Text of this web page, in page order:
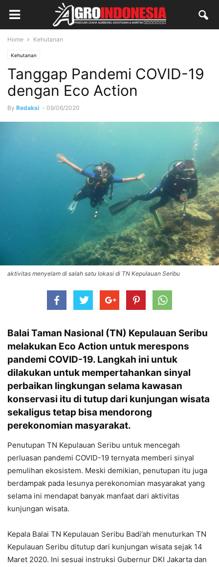
Home Kehutanan
Kehutanan
Tanggap Pandemi COVID-19
dengan Eco Action
By Redaksi - 09/06/2020
aktivitas menyelam di salah satu lokasi di TN Kepulauan Seribu
Balai Taman Nasional (TN) Kepulauan Seribu
melakukan Eco Action untuk merespons
pandemi COVID-19. Langkah ini untuk
dilakukan untuk mempertahankan sinyal
perbaikan lingkungan selama kawasan
konservasi itu di tutup dari kunjungan wisata
sekaligus tetap bisa mendorong
perekonomian masyarakat.
Penutupan TN Kepulauan Seribu untuk mencegah
perluasan pandemi COVID-19 ternyata memberi sinyal
pemulihan ekosistem. Meski demikian, penutupan itu juga
berdampak pada lesunya perekonomian masyarakat yang
selama ini mendapat banyak manfaat dari aktivitas
kunjungan wisata.
Kepala Balai TN Kepulauan Seribu Badi’ah menuturkan TN
Kepulauan Seribu ditutup dari kunjungan wisata sejak 14
Maret 2020. Ini sesuai instruksi Gubernur DKI Jakarta dan